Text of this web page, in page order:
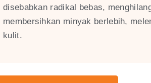
disebabkan radikal bebas,
membersihkan minyak berlebih,
kulit.